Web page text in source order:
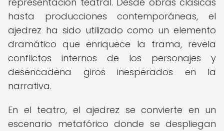
hasta producciones contemporáneas, el
ajedrez ha sido utilizado como un elemento
dramático que enriquece la trama, revela
conflictos internos de los personajes y
desencadena giros inesperados en la
narrativa.
En el teatro, el ajedrez se convierte en un
escenario metafórico donde se despliegan